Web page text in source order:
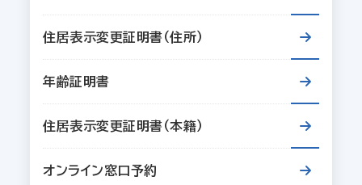
住居表示変更証明書（住所）
年齢証明書
住居表示変更証明書（本籍）
オンライン窓口予約